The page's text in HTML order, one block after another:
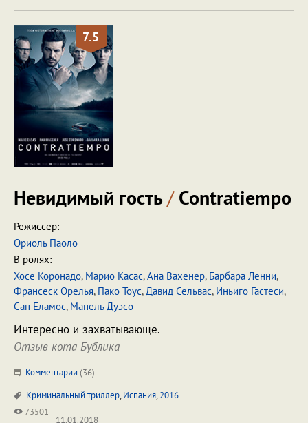
7.5
Невидимый гость/Contratiempo
Режиссер:
Ориоль Паоло
В ролях:
Хосе Коронадо, Марио Касас,Ана Вахенер, Барбара Ленни,
Франсеск Орелья, Пако Тоус,Давид Сельвас, Иньиго Гастеси,
Сан Еламос, Манель Дуэсо
Интересно и захватывающе.
Отзыв кота Бублика
Комментарии (36)
Криминальный триллер,Испания,2016
73501
11.01.2018